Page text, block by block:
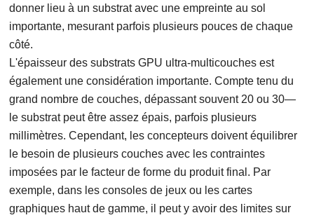
donner lieu à un substrat avec une empreinte au sol
importante, mesurant parfois plusieurs pouces de chaque
côté.
L'épaisseur des substrats GPU ultra-multicouches est
également une considération importante. Compte tenu du
grand nombre de couches, dépassant souvent 20 ou 30—
le substrat peut être assez épais, parfois plusieurs
millimètres. Cependant, les concepteurs doivent équilibrer
le besoin de plusieurs couches avec les contraintes
imposées par le facteur de forme du produit final. Par
exemple, dans les consoles de jeux ou les cartes
graphiques haut de gamme, il peut y avoir des limites sur